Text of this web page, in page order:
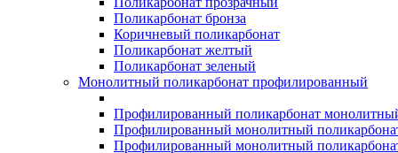
Поликарбонат бронза
Коричневый поликарбонат
Поликарбонат желтый
Поликарбонат зеленый
Монолитный поликарбонат профилированный
Профилированный поликарбонат
Профилированный монолитный
Профилированный монолитный